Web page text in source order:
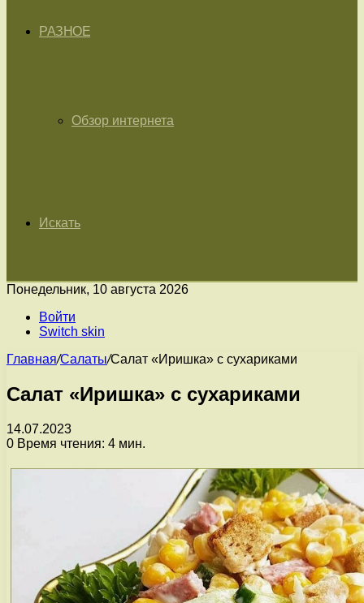
РАЗНОЕ
Обзор интернета
Искать
Понедельник, 10 августа 2026
Войти
Switch skin
Главная/Салаты/Салат «Иришка» с сухариками
Салат «Иришка» с сухариками
14.07.2023
0 Время чтения: 4 мин.